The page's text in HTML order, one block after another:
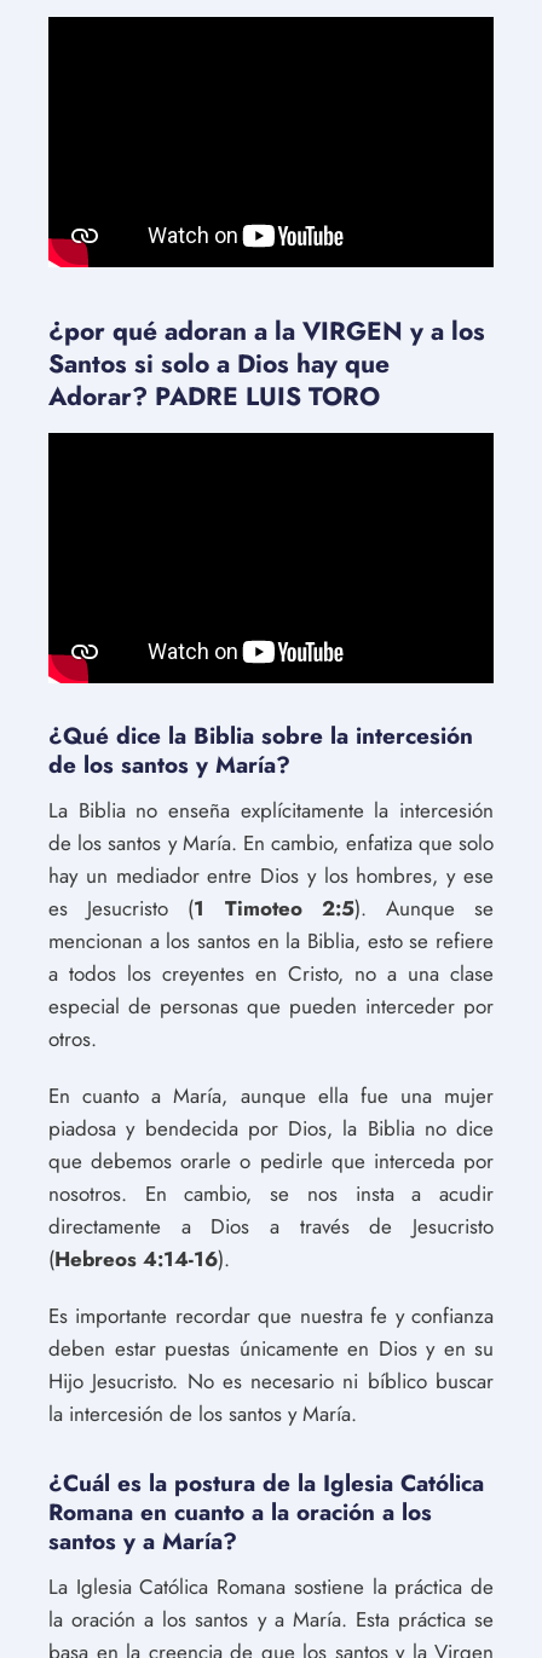
¿por qué adoran a la VIRGEN y a los
Santos si solo a Dios hay que
Adorar? PADRE LUIS TORO
¿Qué dice la Biblia sobre la intercesión
de los santos y María?
La Biblia no enseña explícitamente la intercesión
de los santos y María. En cambio, enfatiza que solo
hay un mediador entre Dios y los hombres, y ese
es Jesucristo (1 Timoteo 2:5). Aunque se
mencionan a los santos en la Biblia, esto se refiere
a todos los creyentes en Cristo, no a una clase
especial de personas que pueden interceder por
otros.
En cuanto a María, aunque ella fue una mujer
piadosa y bendecida por Dios, la Biblia no dice
que debemos orarle o pedirle que interceda por
nosotros. En cambio, se nos insta a acudir
directamente a Dios a través de Jesucristo
(Hebreos 4:14-16).
Es importante recordar que nuestra fe y confianza
deben estar puestas únicamente en Dios y en su
Hijo Jesucristo. No es necesario ni bíblico buscar
la intercesión de los santos y María.
¿Cuál es la postura de la Iglesia Católica
Romana en cuanto a la oración a los
santos y a María?
La Iglesia Católica Romana sostiene la práctica de
la oración a los santos y a María. Esta práctica se
basa en la creencia de que los santos y la Virgen